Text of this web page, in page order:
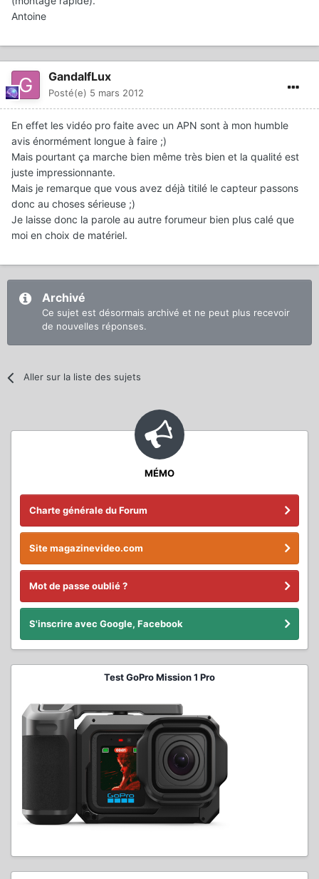
Antoine
GandalfLux
Posté(e) 5 mars 2012
En effet les vidéo pro faite avec un APN sont à mon humble
avis énormément longue à faire ;)
Mais pourtant ça marche bien même très bien et la qualité est
juste impressionnante.
Mais je remarque que vous avez déjà titilé le capteur passons
donc au choses sérieuse ;)
Je laisse donc la parole au autre forumeur bien plus calé que
moi en choix de matériel.
Archivé
Ce sujet est désormais archivé et ne peut plus recevoir
de nouvelles réponses.
Aller sur la liste des sujets
MÉMO
Charte générale du Forum
Site magazinevideo.com
Mot de passe oublié ?
S'inscrire avec Google, Facebook
Test GoPro Mission 1 Pro